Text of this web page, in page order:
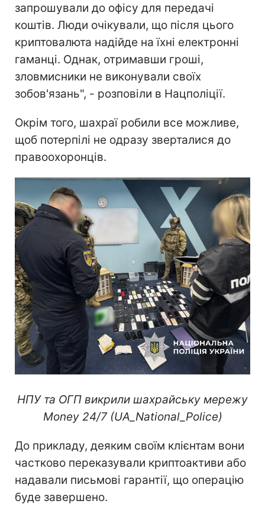
запрошували до офісу для передачі
коштів. Люди очікували, що після цього
криптовалюта надійде на їхні електронні
гаманці. Однак, отримавши гроші,
зловмисники не виконували своїх
зобов'язань", - розповіли в Нацполіції.
Окрім того, шахраї робили все можливе,
щоб потерпілі не одразу зверталися до
правоохоронців.
НПУ та ОГП викрили шахрайську мережу
Money 24/7 (UA_National_Police)
До прикладу, деяким своїм клієнтам вони
частково переказували криптоактиви або
надавали письмові гарантії, що операцію
буде завершено.